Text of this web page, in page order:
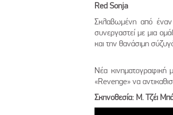
Red Sonja
Σκλαβωμένη από
συνεργαστεί με μια
και την θανάσιμη
Νέα
«Revenge» να
Σκηνοθεσία: Μ. Τζέι